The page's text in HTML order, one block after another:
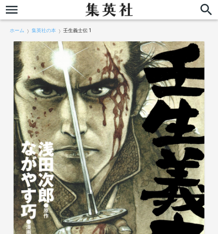
ホーム 集英社の本 壬生義士伝 1